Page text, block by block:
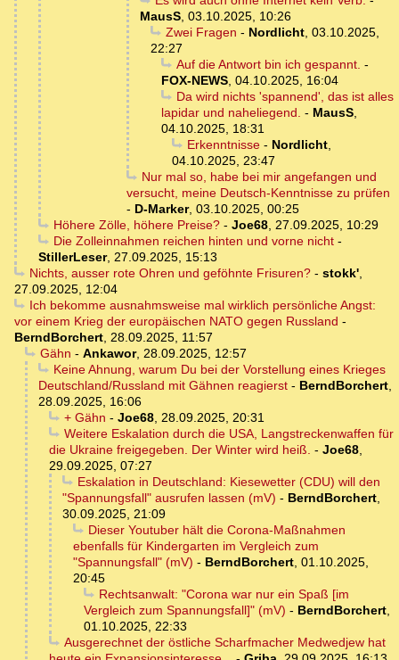
MausS 03.10.2025, 10:26
Zwei Fragen - Nordlicht, 03.10.2025,
22:27
Auf die Antwort bin ich gespannt. -
FOX-NEWS 04.10.2025, 16:04
Da wird nichts 'spannend', das ist alles
lapidar und naheliegend. - MausS
04.10.2025, 18:31
Erkenntnisse- Nordlicht,
04.10.2025, 23:47
Nur mal so, habe bei mir angefangen und
versucht, meine Deutsch-Kenntnisse zu prüfen
- D-Marker, 03.10.2025, 00:25
Höhere Zölle, höhere Preise?- Joe68, 27.09.2025, 10:29
Die Zolleinnahmen reichen hinten und vorne nicht-
StillerLeser, 27.09.2025, 15:13
Nichts, ausser rote Ohren und geföhnte Frisuren?- stokk',
27.09.2025, 12:04
Ich bekomme ausnahmsweise mal wirklich persönliche Angst:
vor einem Krieg der europäischen NATO gegen Russland -
BerndBorchert 28.09.2025, 11:57
Gähn - Ankawor, 28.09.2025, 12:57
Keine Ahnung, warum Du bei der Vorstellung eines Krieges
Deutschland/Russland mit Gähnen reagierst - BerndBorchert
28.09.2025, 16:06
+ Gähn - Joe68, 28.09.2025, 20:31
Weitere Eskalation durch die USA, Langstreckenwaffen für
die Ukraine freigegeben. Der Winter wird heiß. - Joe68
29.09.2025, 07:27
Eskalation in Deutschland: Kiesewetter (CDU) will den
"Spannungsfall" ausrufen lassen (mV) - BerndBorchert
30.09.2025, 21:09
Dieser Youtuber hält die Corona-Maßnahmen
ebenfalls für Kindergarten im Vergleich zum
"Spannungsfall" (mV) - BerndBorchert 01.10.2025,
20:45
Rechtsanwalt: "Corona war nur ein Spaß [im
Vergleich zum Spannungsfall]" (mV) - BerndBorchert
01.10.2025, 22:33
Ausgerechnet der östliche Scharfmacher Medwedjew hat